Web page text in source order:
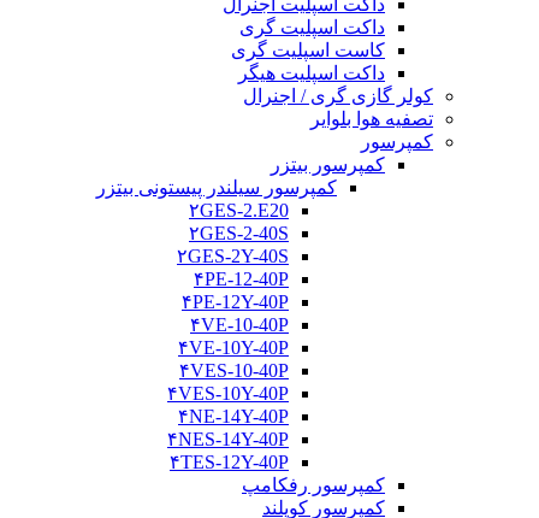
داکت اسپلیت اجنرال
داکت اسپلیت گری
کاست اسپلیت گری
داکت اسپلیت هیگر
کولر گازی گری / اجنرال
تصفیه هوا بلوایر
کمپرسور
کمپرسور بیتزر
کمپرسور سیلندر پیستونی بیتزر
۲GES-2.E20
۲GES-2-40S
۲GES-2Y-40S
۴PE-12-40P
۴PE-12Y-40P
۴VE-10-40P
۴VE-10Y-40P
۴VES-10-40P
۴VES-10Y-40P
۴NE-14Y-40P
۴NES-14Y-40P
۴TES-12Y-40P
کمپرسور رفکامپ
کمپرسور کوپلند